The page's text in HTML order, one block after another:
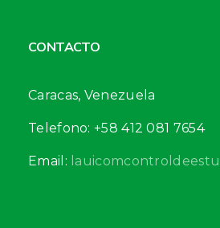
CONTACTO
Caracas, Venezuela
Telefono: +58 412 081 7654
Email: